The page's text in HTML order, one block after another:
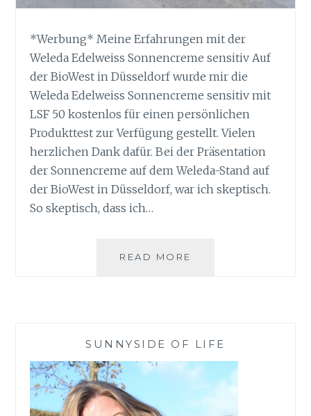
*Werbung* Meine Erfahrungen mit der
Weleda Edelweiss Sonnencreme sensitiv Auf
der BioWest in Düsseldorf wurde mir die
Weleda Edelweiss Sonnencreme sensitiv mit
LSF 50 kostenlos für einen persönlichen
Produkttest zur Verfügung gestellt. Vielen
herzlichen Dank dafür. Bei der Präsentation
der Sonnencreme auf dem Weleda-Stand auf
der BioWest in Düsseldorf, war ich skeptisch.
So skeptisch, dass ich…
READ MORE
SUNNYSIDE OF LIFE